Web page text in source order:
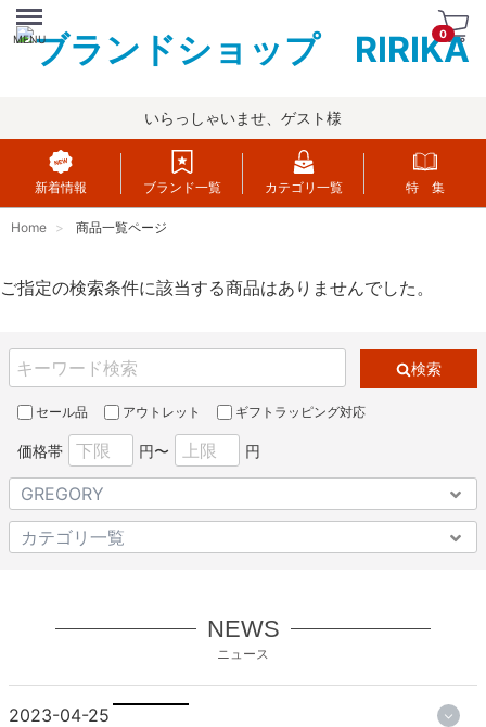
Menu
MENU 0
いらっしゃいませ、ゲスト様
新着情報 ブランド一覧 カテゴリ一覧 特 集
Home 商品一覧ページ
ご指定の検索条件に該当する商品はありませんでした。
検索
セール品 アウトレット ギフトラッピング対応
価格帯 円〜 円
NEWS
ニュース
2023-04-25